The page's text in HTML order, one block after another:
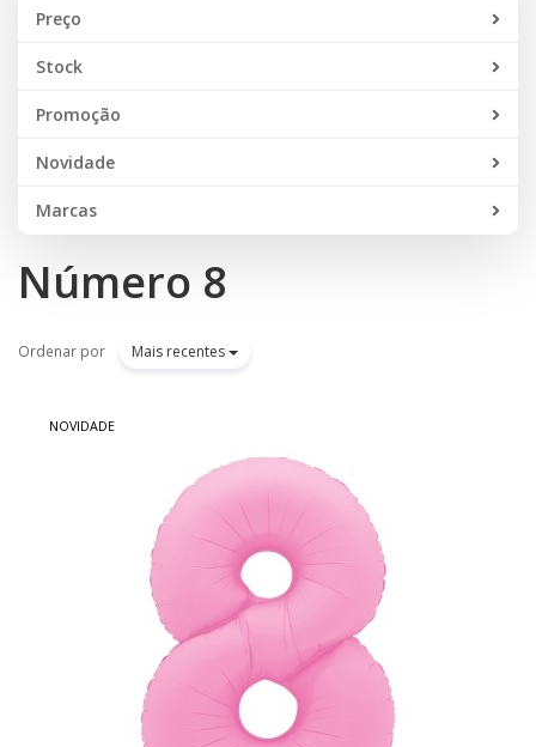
Preço
Stock
Promoção
Novidade
Marcas
Número 8
Ordenar por Mais recentes
NOVIDADE